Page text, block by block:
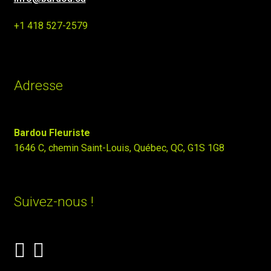
+1 418 527-2579
Adresse
Bardou Fleuriste
1646 C, chemin Saint-Louis, Québec, QC, G1S 1G8
Suivez-nous !